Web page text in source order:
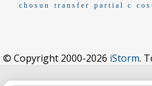
chosun
transfer partial c
© Copyright 2000-2026 iStorm.